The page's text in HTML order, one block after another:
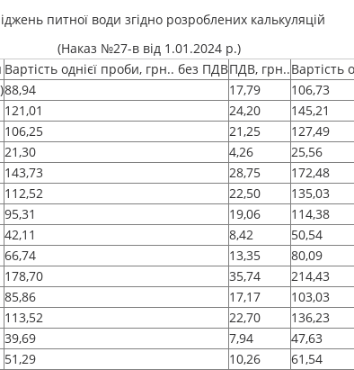
питної води згідно розроблених калькуляцій
(Наказ №27-в від 1.01.2024 р.)
Вартість однієї проби, грн.. без ПДВПДВ, грн..Вартість
88,94 17,79
106,73
121,01 24,20
145,21
106,25 21,25
127,49
21,30 4,26
25,56
143,73 28,75
172,48
112,52 22,50
135,03
95,31 19,06
114,38
42,11 8,42
50,54
66,74 13,35
80,09
178,70 35,74
214,43
85,86 17,17
103,03
113,52 22,70
136,23
39,69 7,94
47,63
51,29 10,26
61,54